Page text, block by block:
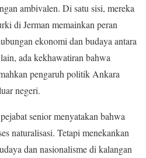
ambivalen. Di satu sisi, mereka
di Jerman memainkan peran
ekonomi dan budaya antara
ada kekhawatiran bahwa
pengaruh politik Ankara
negeri.
senior menyatakan bahwa
naturalisasi. Tetapi menekankan
dan nasionalisme di kalangan